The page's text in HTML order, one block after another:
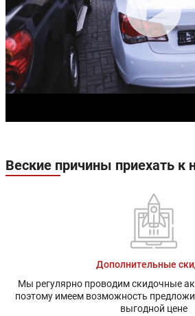
Веские причины приехать к
Дополнительные
Мы регулярно проводим скидочные
поэтому имеем возможность
выгодной цене